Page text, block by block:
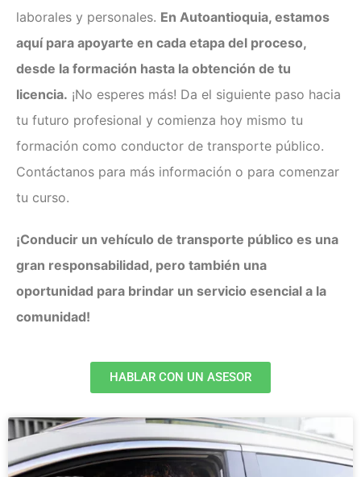
laborales y personales. En Autoantioquia, estamos
aquí para apoyarte en cada etapa del proceso,
desde la formación hasta la obtención de tu
licencia. ¡No esperes más! Da el siguiente paso hacia
tu futuro profesional y comienza hoy mismo tu
formación como conductor de transporte público.
Contáctanos para más información o para comenzar
tu curso.
¡Conducir un vehículo de transporte público es una
gran responsabilidad, pero también una
oportunidad para brindar un servicio esencial a la
comunidad!
HABLAR CON UN ASESOR